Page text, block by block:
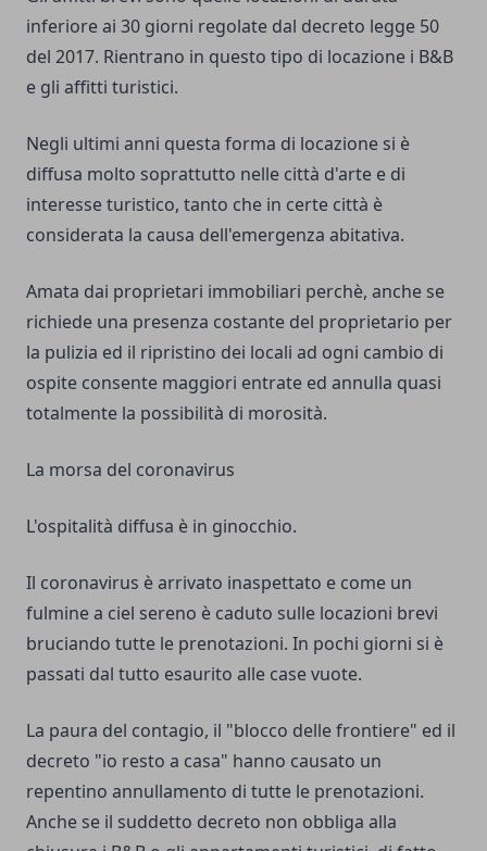
inferiore ai 30 giorni regolate dal decreto legge 50
del 2017. Rientrano in questo tipo di locazione i B&B
e gli affitti turistici.
Negli ultimi anni questa forma di locazione si è
diffusa molto soprattutto nelle città d'arte e di
interesse turistico, tanto che in certe città è
considerata la causa dell'emergenza abitativa.
Amata dai proprietari immobiliari perchè, anche se
richiede una presenza costante del proprietario per
la pulizia ed il ripristino dei locali ad ogni cambio di
ospite consente maggiori entrate ed annulla quasi
totalmente la possibilità di morosità.
La morsa del coronavirus
L'ospitalità diffusa è in ginocchio.
Il coronavirus è arrivato inaspettato e come un
fulmine a ciel sereno è caduto sulle locazioni brevi
bruciando tutte le prenotazioni. In pochi giorni si è
passati dal tutto esaurito alle case vuote.
La paura del contagio, il "blocco delle frontiere" ed il
decreto "io resto a casa" hanno causato un
repentino annullamento di tutte le prenotazioni.
Anche se il suddetto decreto non obbliga alla